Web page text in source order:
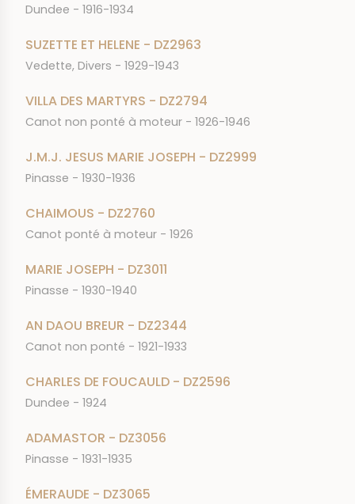
Dundee - 1916-1934
SUZETTE ET HELENE - DZ2963
Vedette, Divers - 1929-1943
VILLA DES MARTYRS - DZ2794
Canot non ponté à moteur - 1926-1946
J.M.J. JESUS MARIE JOSEPH - DZ2999
Pinasse - 1930-1936
CHAIMOUS - DZ2760
Canot ponté à moteur - 1926
MARIE JOSEPH - DZ3011
Pinasse - 1930-1940
AN DAOU BREUR - DZ2344
Canot non ponté - 1921-1933
CHARLES DE FOUCAULD - DZ2596
Dundee - 1924
ADAMASTOR - DZ3056
Pinasse - 1931-1935
ÉMERAUDE - DZ3065